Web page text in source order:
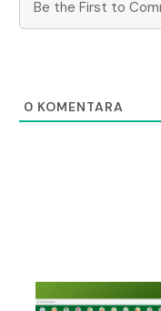
0 KOMENTARA